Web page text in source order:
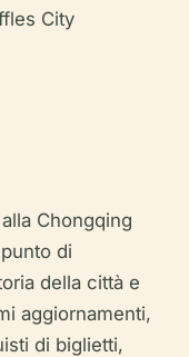
City
Chongqing
di
della città e
aggiornamenti,
di biglietti,